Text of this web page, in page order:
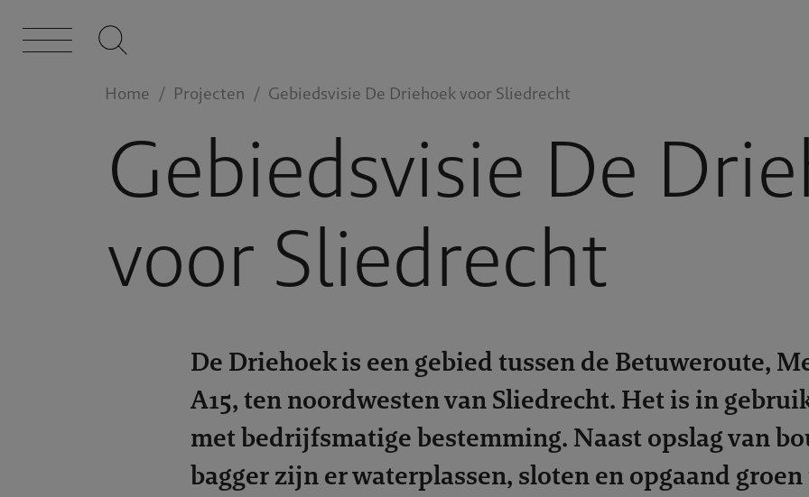
Home Projecten Gebiedsvisie De Driehoek voor Sliedrecht
Gebiedsvisie De
voor Sliedrecht
De Driehoek is een gebied tussen de Betuweroute,
A15, ten noordwesten van Sliedrecht. Het is in
met bedrijfsmatige bestemming. Naast opslag van
bagger zijn er waterplassen, sloten en opgaand